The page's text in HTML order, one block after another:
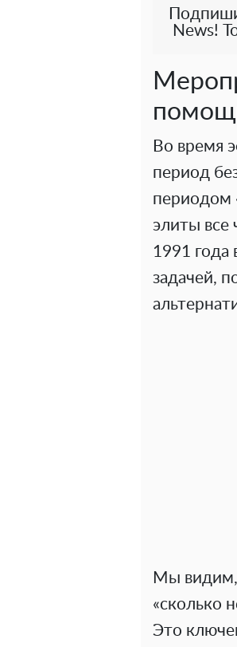
News!
Во время
период
периодом
элиты все
1991 года
задачей,
Мы видим,
«сколько
Это